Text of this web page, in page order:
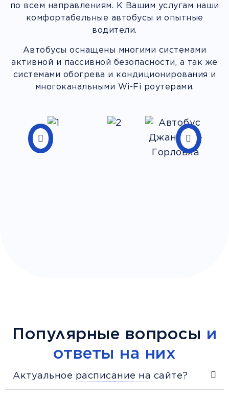
по всем направлениям. К Вашим услугам наши
комфортабельные автобусы и опытные
водители.
Автобусы оснащены многими системами
активной и пассивной безопасности, а так же
системами обогрева и кондиционирования и
многоканальными Wi-Fi роутерами.
Популярные вопросы и
ответы на них
Актуальное расписание на сайте?